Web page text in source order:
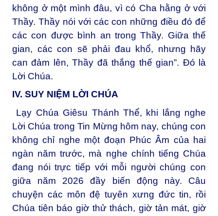
không ở một mình đâu, vì có Cha hằng ở với
Thầy. Thầy nói với các con những điều đó để
các con được bình an trong Thầy. Giữa thế
gian, các con sẽ phải đau khổ, nhưng hãy
can đảm lên, Thầy đã thắng thế gian”. Đó là
Lời Chúa.
IV. SUY NIỆM LỜI CHÚA
Lạy Chúa Giêsu Thánh Thể, khi lắng nghe
Lời Chúa trong Tin Mừng hôm nay, chúng con
không chỉ nghe một đoạn Phúc Âm của hai
ngàn năm trước, mà nghe chính tiếng Chúa
đang nói trực tiếp với mỗi người chúng con
giữa năm 2026 đầy biến động này. Câu
chuyện các môn đệ tuyên xưng đức tin, rồi
Chúa tiên báo giờ thử thách, giờ tản mát, giờ